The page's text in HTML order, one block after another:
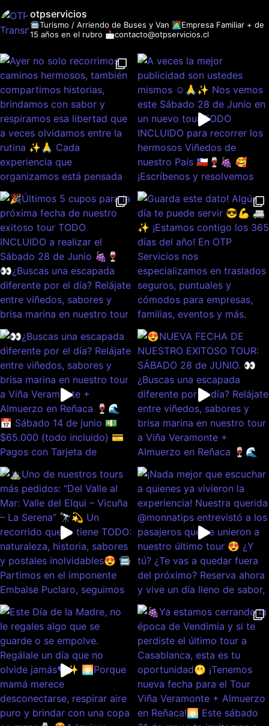
otpservicios
🚍Turismo / Arriendo de Buses y Van 👩‍💻Empresa Familiar + de
15 años en el rubro 📩contacto@otpservicios.cl